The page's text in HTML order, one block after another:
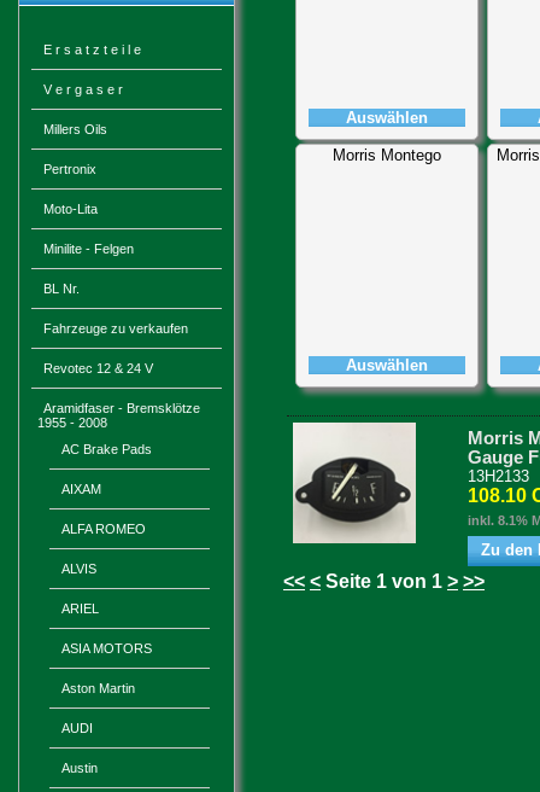
Auswählen
Morris Montego
Auswählen
Morris
Gauge
13H2133
108.10
inkl. 8.1%
Zu den
<< < Seite 1 von 1 > >>
E r s a t z t e i l e
V e r g a s e r
Millers Oils
Pertronix
Moto-Lita
Minilite - Felgen
BL Nr.
Fahrzeuge zu verkaufen
Revotec 12 & 24 V
Aramidfaser - Bremsklötze
1955 - 2008
AC Brake Pads
AIXAM
ALFA ROMEO
ALVIS
ARIEL
ASIA MOTORS
Aston Martin
AUDI
Austin